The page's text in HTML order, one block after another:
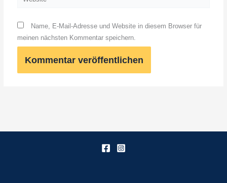
Name, E-Mail-Adresse und Website in diesem Browser für
meinen nächsten Kommentar speichern.